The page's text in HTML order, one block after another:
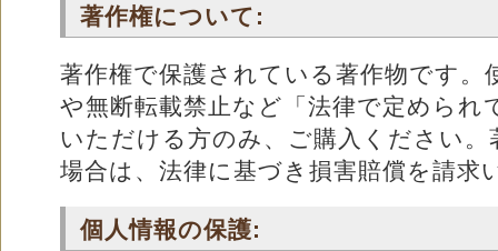
著作権について:
著作権で保護されている著作物です。
や無断転載禁止など「法律で定められ
いただける方のみ、ご購入ください。
場合は、法律に基づき損害賠償を請求
個人情報の保護: